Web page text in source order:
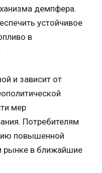
демпфера.
устойчивое
в
и зависит от
мер
Потребителям
повышенной
рынке в ближайшие